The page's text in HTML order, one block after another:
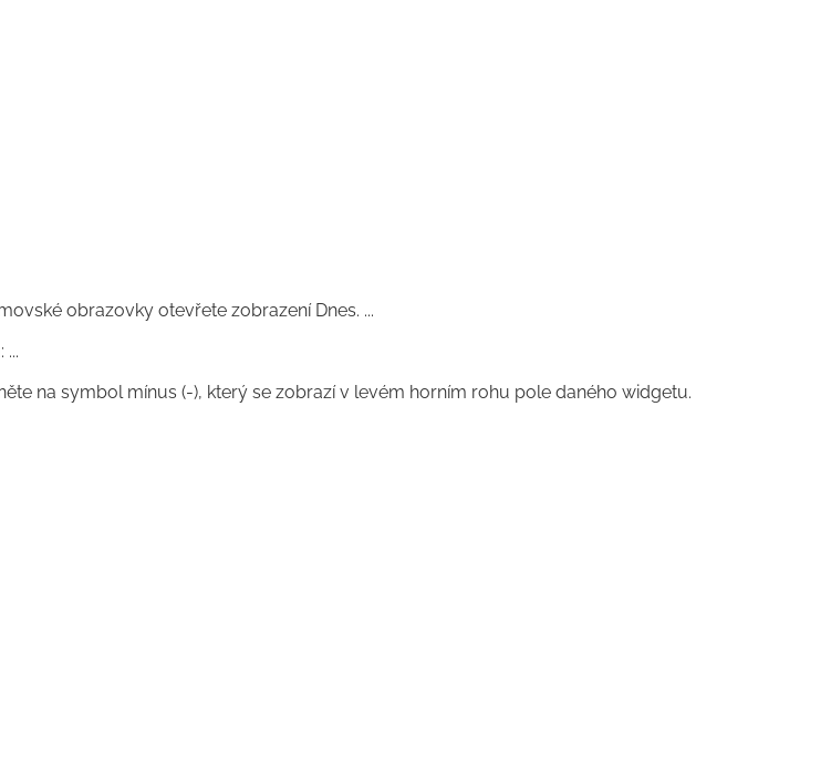
obrazovky otevřete zobrazení Dnes. ...
na symbol mínus (-), který se zobrazí v levém horním rohu pole daného widgetu.